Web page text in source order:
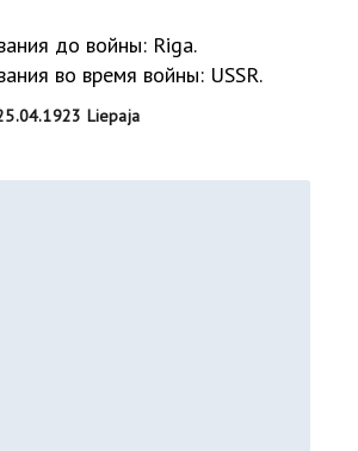
до войны: Riga.
во время войны: USSR.
Liepaja